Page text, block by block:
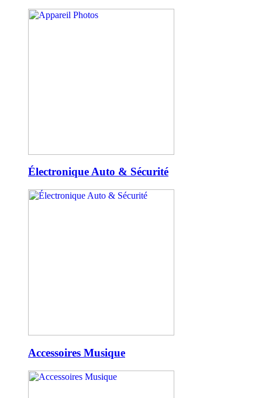
Électronique Auto & Sécurité
Accessoires Musique